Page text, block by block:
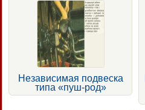
Независимая подвеска
типа «пуш-род»